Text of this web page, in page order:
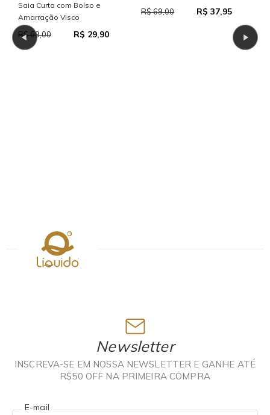
Saia Curta com Bolso e
Amarração Visco
R$ 69,00 R$ 29,90
R$ 69,00 R$ 37,95
Newsletter
INSCREVA-SE EM NOSSA NEWSLETTER E GANHE ATÉ
R$50 OFF NA PRIMEIRA COMPRA
E-mail